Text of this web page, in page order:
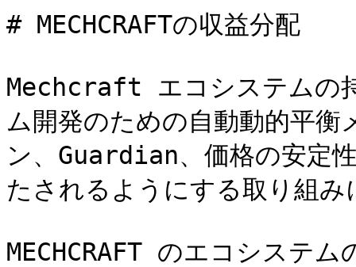
# MECHCRAFTの収益分配
Mechcraft エコシステムの
ム開発のための自動動的平
ン、Guardian、価格の安定
たされるようにする取り組
MECHCRAFT のエコシステ